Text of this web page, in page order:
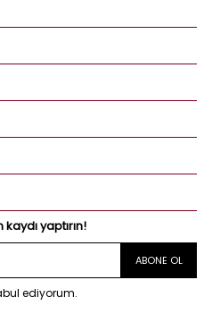
yaptırın!
ABONE OL
ediyorum.